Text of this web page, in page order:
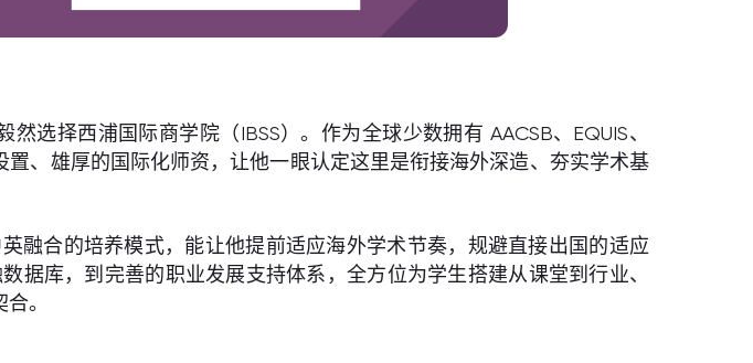
选择西浦国际商学院（IBSS）。作为全球少数拥有 AACSB、EQUIS、
、雄厚的国际化师资，让他一眼认定这里是衔接海外深造、夯实学术基
融合的培养模式，能让他提前适应海外学术节奏，规避直接出国的适应
据库，到完善的职业发展支持体系，全方位为学生搭建从课堂到行业、
。